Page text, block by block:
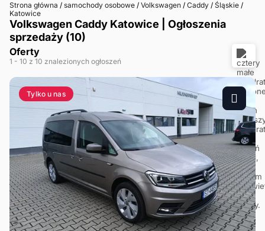
Strona główna / samochody osobowe / Volkswagen / Caddy / Śląskie /
Katowice
Volkswagen Caddy Katowice | Ogłoszenia
sprzedaży (10)
Oferty
1 - 10 z 10 znalezionych ogłoszeń
Tylko u nas